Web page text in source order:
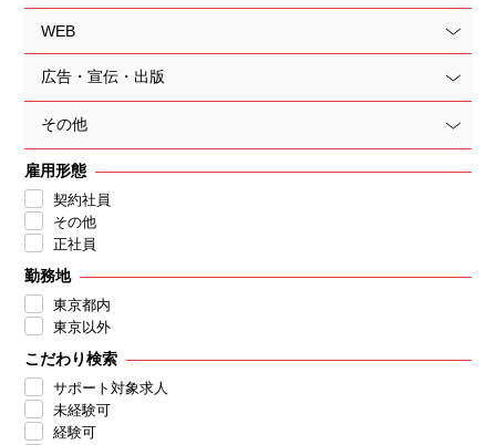
WEB
広告・宣伝・出版
その他
雇用形態
契約社員
その他
正社員
勤務地
東京都内
東京以外
こだわり検索
サポート対象求人
未経験可
経験可